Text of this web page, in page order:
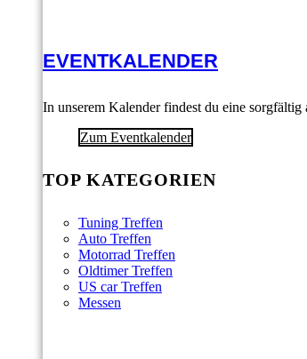
EVENTKALENDER
In unserem Kalender findest du eine
Zum Eventkalender
TOP KATEGORIEN
Tuning Treffen
Auto Treffen
Motorrad Treffen
Oldtimer Treffen
US car Treffen
Messen